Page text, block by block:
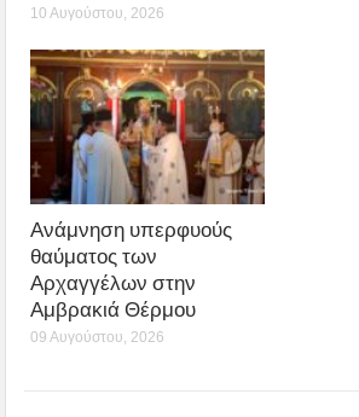
10 Αυγούστου, 2026
Ανάμνηση υπερφυούς
θαύματος των
Αρχαγγέλων στην
Αμβρακιά Θέρμου
09 Αυγούστου, 2026